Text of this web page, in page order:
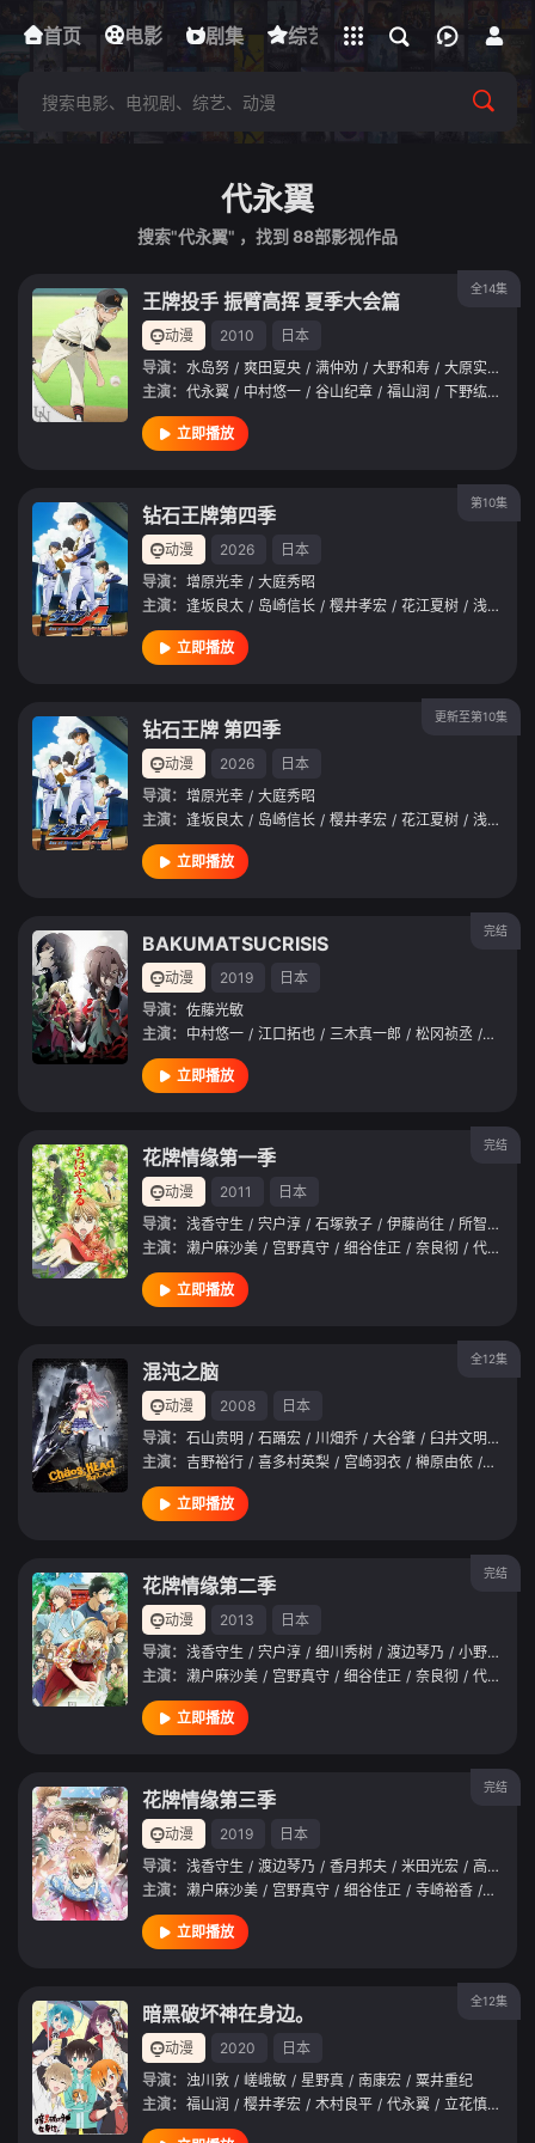
首页 电影 剧集 综艺 动漫 短剧
下载客户端
立即登录
代永翼
搜索"代永翼" ，找到 88部影视作品
全14集
王牌投手 振臂高挥 夏季大会篇
动漫 2010
日本
导演： 水岛努 / 爽田夏央 / 满仲劝 / 大野和寿 / 大原实 /
主演： 代永翼 / 中村悠一 / 谷山纪章 / 福山润 / 下野纮 /
立即播放
第10集
钻石王牌第四季
动漫 2026
日本
导演： 增原光幸 / 大庭秀昭
主演： 逢坂良太 / 岛崎信长 / 樱井孝宏 / 花江夏树 / 浅沼晋太郎
立即播放
更新至第10集
钻石王牌 第四季
动漫 2026
日本
导演： 增原光幸 / 大庭秀昭
主演： 逢坂良太 / 岛崎信长 / 樱井孝宏 / 花江夏树 / 浅沼晋太郎
立即播放
完结
BAKUMATSUCRISIS
动漫 2019
日本
导演： 佐藤光敏
主演： 中村悠一 / 江口拓也 / 三木真一郎 / 松冈祯丞 / 染谷俊
立即播放
完结
花牌情缘第一季
动漫 2011
日本
导演： 浅香守生 / 宍户淳 / 石塚敦子 / 伊藤尚往 / 所智一
主演： 濑户麻沙美 / 宫野真守 / 细谷佳正 / 奈良彻 / 代永翼
立即播放
全12集
混沌之脑
动漫 2008
日本
导演： 石山贵明 / 石踊宏 / 川畑乔 / 大谷肇 / 臼井文明 /
主演： 吉野裕行 / 喜多村英梨 / 宫崎羽衣 / 榊原由依 / 生天目
立即播放
完结
花牌情缘第二季
动漫 2013
日本
导演： 浅香守生 / 宍户淳 / 细川秀树 / 渡边琴乃 / 小野田雄亮
主演： 濑户麻沙美 / 宫野真守 / 细谷佳正 / 奈良彻 / 代永翼
立即播放
完结
花牌情缘第三季
动漫 2019
日本
导演： 浅香守生 / 渡边琴乃 / 香月邦夫 / 米田光宏 / 高桥亨
主演： 濑户麻沙美 / 宫野真守 / 细谷佳正 / 寺崎裕香 / 茅野爱
立即播放
全12集
暗黑破坏神在身边。
动漫 2020
日本
导演： 浊川敦 / 嵯峨敏 / 星野真 / 南康宏 / 粟井重纪
主演： 福山润 / 樱井孝宏 / 木村良平 / 代永翼 / 立花慎之介